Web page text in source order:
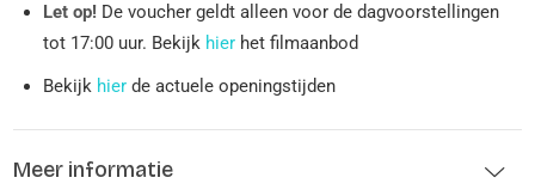
Let op! De voucher geldt alleen voor de dagvoorstellingen
tot 17:00 uur. Bekijk hier het filmaanbod
Bekijk hier de actuele openingstijden
Meer informatie